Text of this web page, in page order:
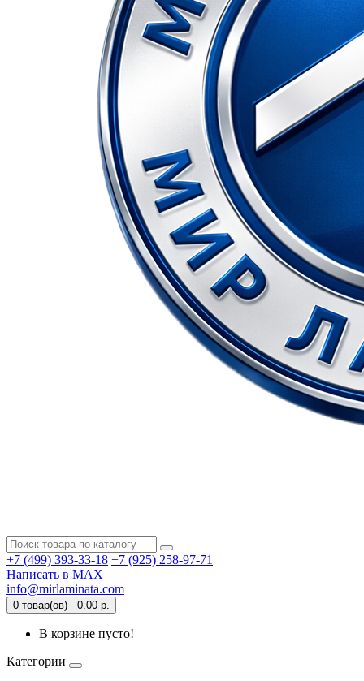
+7 (499) 393-33-18 +7 (925) 258-97-71
Написать в MAX
info@mirlaminata.com
0 товар(ов) - 0.00 р.
В корзине пусто!
Категории